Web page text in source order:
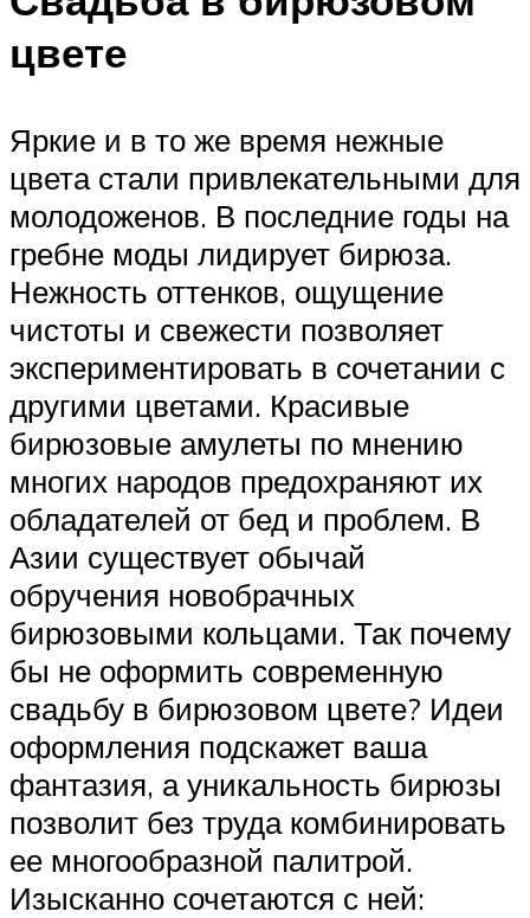
цвете
Яркие и в то же время нежные
цвета стали привлекательными для
молодоженов. В последние годы на
гребне моды лидирует бирюза.
Нежность оттенков, ощущение
чистоты и свежести позволяет
экспериментировать в сочетании с
другими цветами. Красивые
бирюзовые амулеты по мнению
многих народов предохраняют их
обладателей от бед и проблем. В
Азии существует обычай
обручения новобрачных
бирюзовыми кольцами. Так почему
бы не оформить современную
свадьбу в бирюзовом цвете? Идеи
оформления подскажет ваша
фантазия, а уникальность бирюзы
позволит без труда комбинировать
ее многообразной палитрой.
Изысканно сочетаются с ней: